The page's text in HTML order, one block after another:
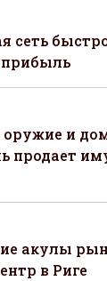
сеть
оружие и
продает
акулы
в Риге